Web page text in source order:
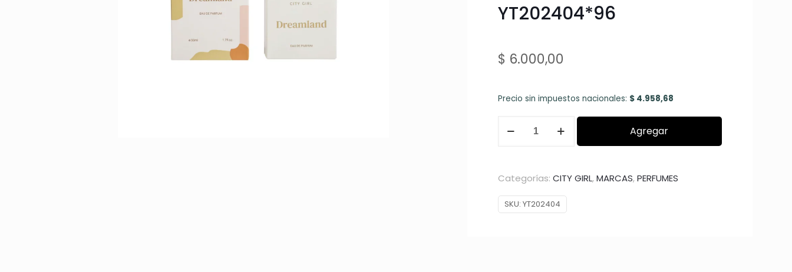
YT202404*96
$ 6.000,00
Precio sin impuestos nacionales: $4.958,68
CITY
YT202404*96
Agregar
Categorías: CITY GIRL,MARCAS,PERFUMES
SKU: YT202404